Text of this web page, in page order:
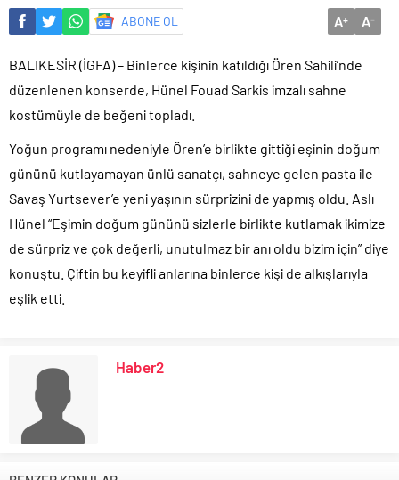
ABONE OL A+ A-
BALIKESİR (İGFA) – Binlerce kişinin katıldığı Ören Sahili’nde
düzenlenen konserde, Hünel Fouad Sarkis imzalı sahne
kostümüyle de beğeni topladı.
Yoğun programı nedeniyle Ören’e birlikte gittiği eşinin doğum
gününü kutlayamayan ünlü sanatçı, sahneye gelen pasta ile
Savaş Yurtsever’e yeni yaşının sürprizini de yapmış oldu. Aslı
Hünel “Eşimin doğum gününü sizlerle birlikte kutlamak ikimize
de sürpriz ve çok değerli, unutulmaz bir anı oldu bizim için” diye
konuştu. Çiftin bu keyifli anlarına binlerce kişi de alkışlarıyla
eşlik etti.
Haber2